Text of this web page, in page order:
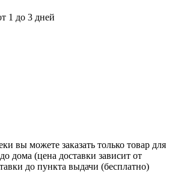
1 до 3 дней
вы можете заказать только товар для
дома (цена доставки зависит от
до пункта выдачи (бесплатно)